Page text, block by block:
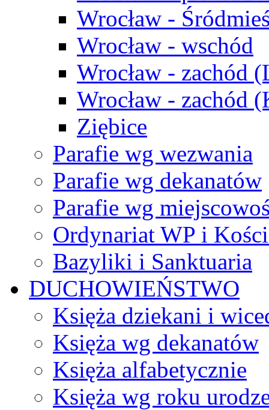
Wrocław -
Wrocław - wschód
Wrocław - zachód
Wrocław - zachód
Ziębice
Parafie wg wezwania
Parafie wg dekanatów
Parafie wg
Ordynariat WP i
Bazyliki i Sanktuaria
DUCHOWIEŃSTWO
Księża dziekani i
Księża wg dekanatów
Księża alfabetycznie
Księża wg roku